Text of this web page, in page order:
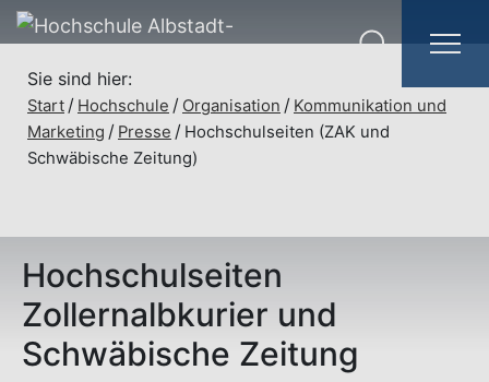
Sie sind hier:
Start Hochschule Organisation
Kommunikation und
Marketing
Presse
Hochschulseiten (ZAK und
Schwäbische Zeitung)
Hochschulseiten
Zollernalbkurier und
Schwäbische Zeitung